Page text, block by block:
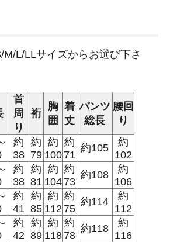
L/LLサイズからお選び下さ
首
周
り
裄
胸
囲
着
丈
パンツ
総長
腰回
り
約
38
約
79
約
100
約
71
約105
約
102
約
38
約
81
約
104
約
73
約108
約
106
約
41
約
85
約
112
約
75
約114
約
112
約
42
約
89
約
118
約
78
約118
約
116